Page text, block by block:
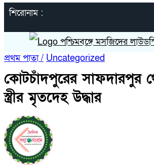
শিরোনাম :
পশ্চিমবঙ্গে মসজিদের
প্রথম পাতা / Uncategorized
কোটচাঁদপুরের সাফদারপুর
স্ত্রীর মৃতদেহ উদ্ধার